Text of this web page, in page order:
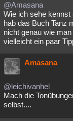
@Amasana
Wie ich sehe kennst
hab das Buch Tanz
nicht genau wie
vielleicht ein paar
Amasana
@leichivanhel
Mach die
selbst....